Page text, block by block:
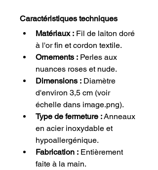
Caractéristiques techniques
Matériaux : Fil de laiton doré
à l'or fin et cordon textile.
Ornements : Perles aux
nuances roses et nude.
Dimensions : Diamètre
d'environ 3,5 cm (voir
échelle dans image.png).
Type de fermeture : Anneaux
en acier inoxydable et
hypoallergénique.
Fabrication : Entièrement
faite à la main.